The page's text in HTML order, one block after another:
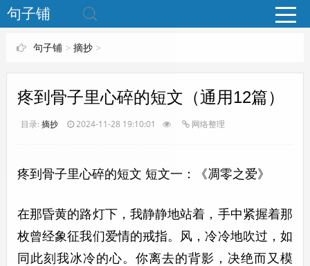
www.bjuzi.com
句子铺
句子铺> 摘抄>
疼到骨子里心碎的短文（通用12篇）
目录: 摘抄 2024-11-28 19:10:01 网络整理
疼到骨子里心碎的短文 短文一：《凋零之爱》
在那昏黄的路灯下，我静静地站着，手中紧握着那
枚曾经象征我们爱情的戒指。风，冷冷地吹过，如
同此刻我冰冷的心。你离去的背影，决绝而又模